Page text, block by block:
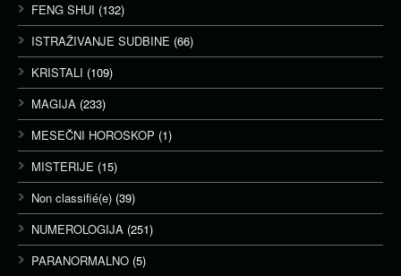
FENG SHUI (132)
ISTRAŽIVANJE SUDBINE (66)
KRISTALI (109)
MAGIJA (233)
MESEČNI HOROSKOP (1)
MISTERIJE (15)
Non classifié(e) (39)
NUMEROLOGIJA (251)
PARANORMALNO (5)